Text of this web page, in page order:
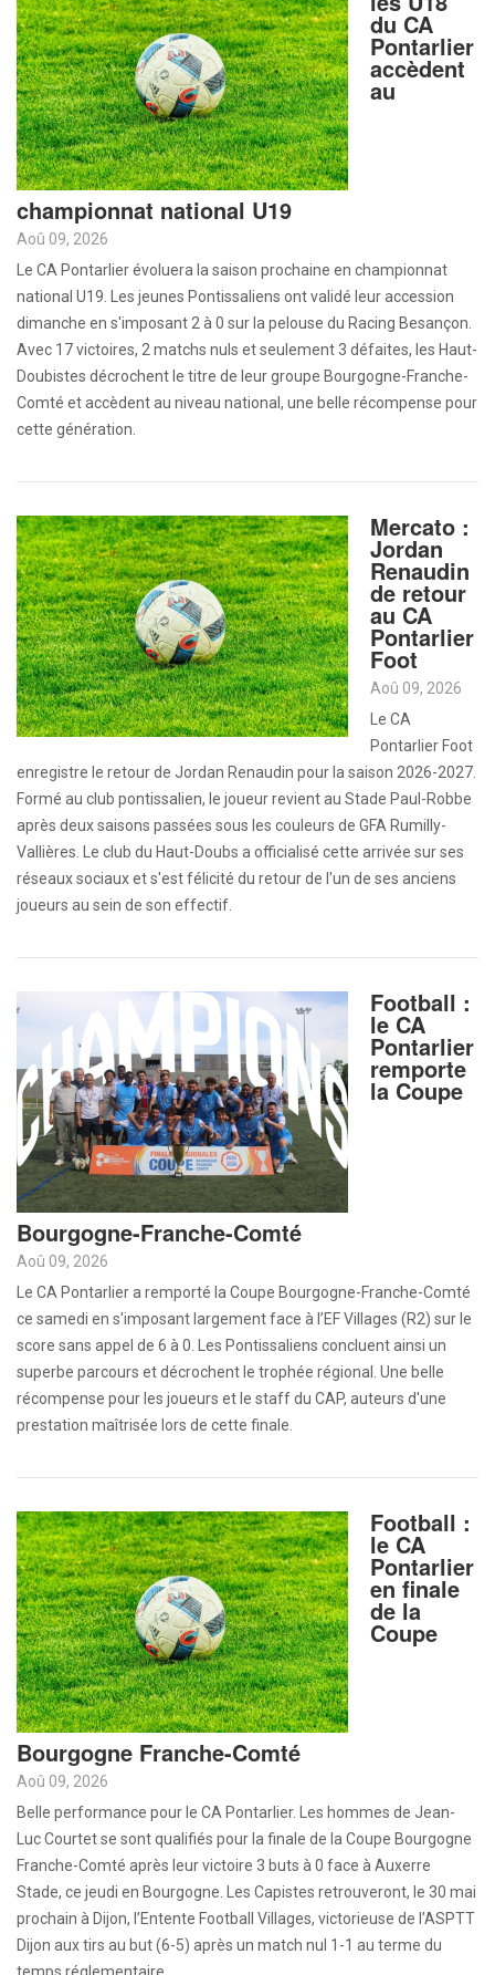
du CA
Pontarlier
accèdent
au
championnat national U19
Aoû 09, 2026
Le CA Pontarlier évoluera la saison prochaine en championnat
national U19. Les jeunes Pontissaliens ont validé leur accession
dimanche en s'imposant 2 à 0 sur la pelouse du Racing Besançon.
Avec 17 victoires, 2 matchs nuls et seulement 3 défaites, les Haut-
Doubistes décrochent le titre de leur groupe Bourgogne-Franche-
Comté et accèdent au niveau national, une belle récompense pour
cette génération.
Mercato :
Jordan
Renaudin
de retour
au CA
Pontarlier
Foot
Aoû 09, 2026
Le CA
Pontarlier Foot
enregistre le retour de Jordan Renaudin pour la saison 2026-2027.
Formé au club pontissalien, le joueur revient au Stade Paul-Robbe
après deux saisons passées sous les couleurs de GFA Rumilly-
Vallières. Le club du Haut-Doubs a officialisé cette arrivée sur ses
réseaux sociaux et s'est félicité du retour de l'un de ses anciens
joueurs au sein de son effectif.
Football :
le CA
Pontarlier
remporte
la Coupe
Bourgogne-Franche-Comté
Aoû 09, 2026
Le CA Pontarlier a remporté la Coupe Bourgogne-Franche-Comté
ce samedi en s'imposant largement face à l’EF Villages (R2) sur le
score sans appel de 6 à 0. Les Pontissaliens concluent ainsi un
superbe parcours et décrochent le trophée régional. Une belle
récompense pour les joueurs et le staff du CAP, auteurs d'une
prestation maîtrisée lors de cette finale.
Football :
le CA
Pontarlier
en finale
de la
Coupe
Bourgogne Franche-Comté
Aoû 09, 2026
Belle performance pour le CA Pontarlier. Les hommes de Jean-
Luc Courtet se sont qualifiés pour la finale de la Coupe Bourgogne
Franche-Comté après leur victoire 3 buts à 0 face à Auxerre
Stade, ce jeudi en Bourgogne. Les Capistes retrouveront, le 30 mai
prochain à Dijon, l’Entente Football Villages, victorieuse de l’ASPTT
Dijon aux tirs au but (6-5) après un match nul 1-1 au terme du